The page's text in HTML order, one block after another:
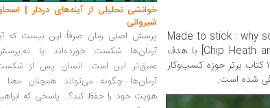
» [Made to stick :
[Chip Heath and Dan Heath] با هدف
ماندگار کردن ایده‌ها نوشته شده است. این کتاب جزو ۱۰ کتاب برتر حوزه کسب‌وکار
شده است.
خوانشی تحلیلی از آینه‌های دردار |
شیروانی
پرسش اصلی رمان صرفاً این نیست که
آرمان‌ها شکست خورده‌اند یا
عمیق‌تر این است: انسان پس از
آرمان‌ها چگونه می‌تواند همچنان معنا
هویت خود را حفظ کند؟... پاسخی که